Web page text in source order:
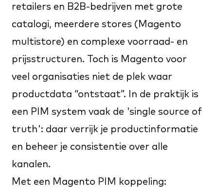
retailers en B2B-bedrijven met grote
catalogi, meerdere stores ( Magento
multistore) en complexe voorraad- en
prijsstructuren. Toch is Magento voor
veel organisaties niet de plek waar
productdata “ontstaat”. In de praktijk is
een PIM system vaak de 'single source of
truth': daar verrijk je productinformatie
en beheer je consistentie over alle
kanalen.
Met een Magento PIM koppeling: